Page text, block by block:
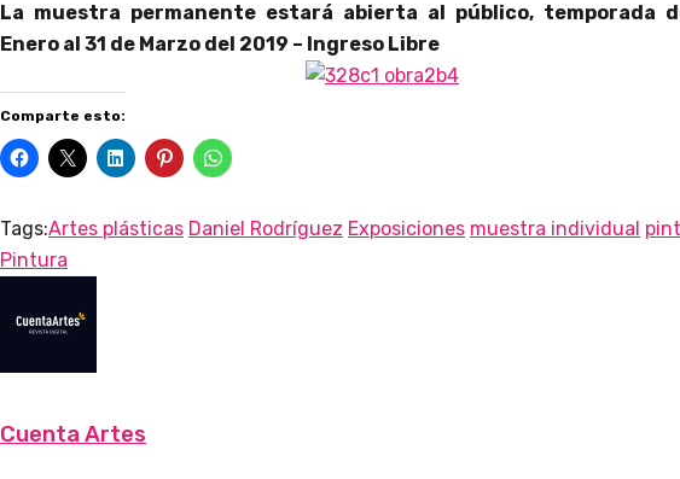
La muestra permanente estará abierta al público, temporada
Enero al 31 de Marzo del 2019 – Ingreso Libre
Comparte esto:
Tags:Artes plásticas Daniel Rodríguez Exposiciones muestra individual
Pintura
Cuenta Artes